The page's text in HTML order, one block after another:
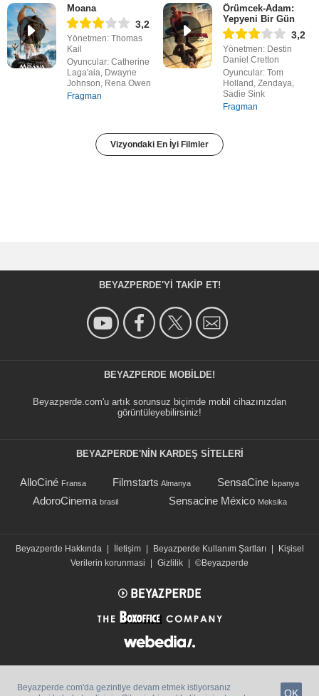
Moana
3,2
Yönetmen: Thomas
Kail
Oyuncular: Catherine
Laga'aia, Dwayne
Johnson, Rena Owen
Fragman
Örümcek-Adam:
Yepyeni Bir Gün
3,2
Yönetmen: Destin
Daniel Cretton
Oyuncular: Tom
Holland, Zendaya,
Sadie Sink
Fragman
Vizyondaki En İyi Filmler
BEYAZPERDE'YI TAKIP ET!
BEYAZPERDE MOBILDE!
Beyazperde.com'u artık sorunsuz biçimde mobil cihazınızdan
görüntüleyebilirsiniz!
BEYAZPERDE'NIN KARDEŞ SİTELERİ
AlloCiné Fransa Filmstarts Almanya SensaCine İspanya
AdoroCinema brasil Sensacine México Meksika
Beyazperde Hakkında | İletişim | Beyazperde Kullanım Şartları |
Kişisel
Verilerin korunmasi
| Gizlilik | ©Beyazperde
Beyazperde.com'da gezintiye devam etmek istiyorsanız
OK